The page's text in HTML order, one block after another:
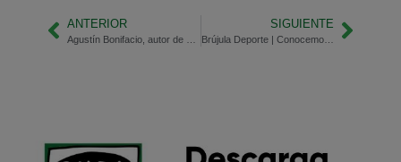
ANTERIOR SIGUIENTE
Brújula Deporte | Conocemos los resultados deportivos y al entrenador del Leganés B